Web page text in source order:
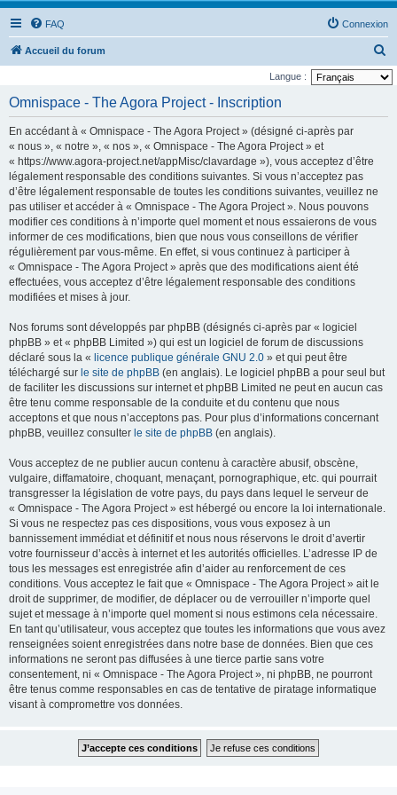
FAQ Connexion
Accueil du forum
e
Langue :
Omnispace - The Agora Project - Inscription
En accédant à « Omnispace - The Agora Project » (désigné ci-après par
« nous », « notre », « nos », « Omnispace - The Agora Project » et
« https://www.agora-project.net/appMisc/clavardage »), vous acceptez d’être
légalement responsable des conditions suivantes. Si vous n’acceptez pas
d’être légalement responsable de toutes les conditions suivantes, veuillez ne
pas utiliser et accéder à « Omnispace - The Agora Project ». Nous pouvons
modifier ces conditions à n’importe quel moment et nous essaierons de vous
informer de ces modifications, bien que nous vous conseillons de vérifier
régulièrement par vous-même. En effet, si vous continuez à participer à
« Omnispace - The Agora Project » après que des modifications aient été
effectuées, vous acceptez d’être légalement responsable des conditions
modifiées et mises à jour.
Nos forums sont développés par phpBB (désignés ci-après par « logiciel
phpBB » et « phpBB Limited ») qui est un logiciel de forum de discussions
déclaré sous la « licence publique générale GNU 2.0 » et qui peut être
téléchargé sur le site de phpBB (en anglais). Le logiciel phpBB a pour seul but
de faciliter les discussions sur internet et phpBB Limited ne peut en aucun cas
être tenu comme responsable de la conduite et du contenu que nous
acceptons et que nous n’acceptons pas. Pour plus d’informations concernant
phpBB, veuillez consulter le site de phpBB (en anglais).
Vous acceptez de ne publier aucun contenu à caractère abusif, obscène,
vulgaire, diffamatoire, choquant, menaçant, pornographique, etc. qui pourrait
transgresser la législation de votre pays, du pays dans lequel le serveur de
« Omnispace - The Agora Project » est hébergé ou encore la loi internationale.
Si vous ne respectez pas ces dispositions, vous vous exposez à un
bannissement immédiat et définitif et nous nous réservons le droit d’avertir
votre fournisseur d’accès à internet et les autorités officielles. L’adresse IP de
tous les messages est enregistrée afin d’aider au renforcement de ces
conditions. Vous acceptez le fait que « Omnispace - The Agora Project » ait le
droit de supprimer, de modifier, de déplacer ou de verrouiller n’importe quel
sujet et message à n’importe quel moment si nous estimons cela nécessaire.
En tant qu’utilisateur, vous acceptez que toutes les informations que vous avez
renseignées soient enregistrées dans notre base de données. Bien que ces
informations ne seront pas diffusées à une tierce partie sans votre
consentement, ni « Omnispace - The Agora Project », ni phpBB, ne pourront
être tenus comme responsables en cas de tentative de piratage informatique
visant à compromettre vos données.